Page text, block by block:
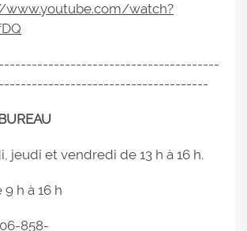
www.youtube.com/watch?
jeudi et vendredi de 13 h à 16 h.
h à 16 h
858-